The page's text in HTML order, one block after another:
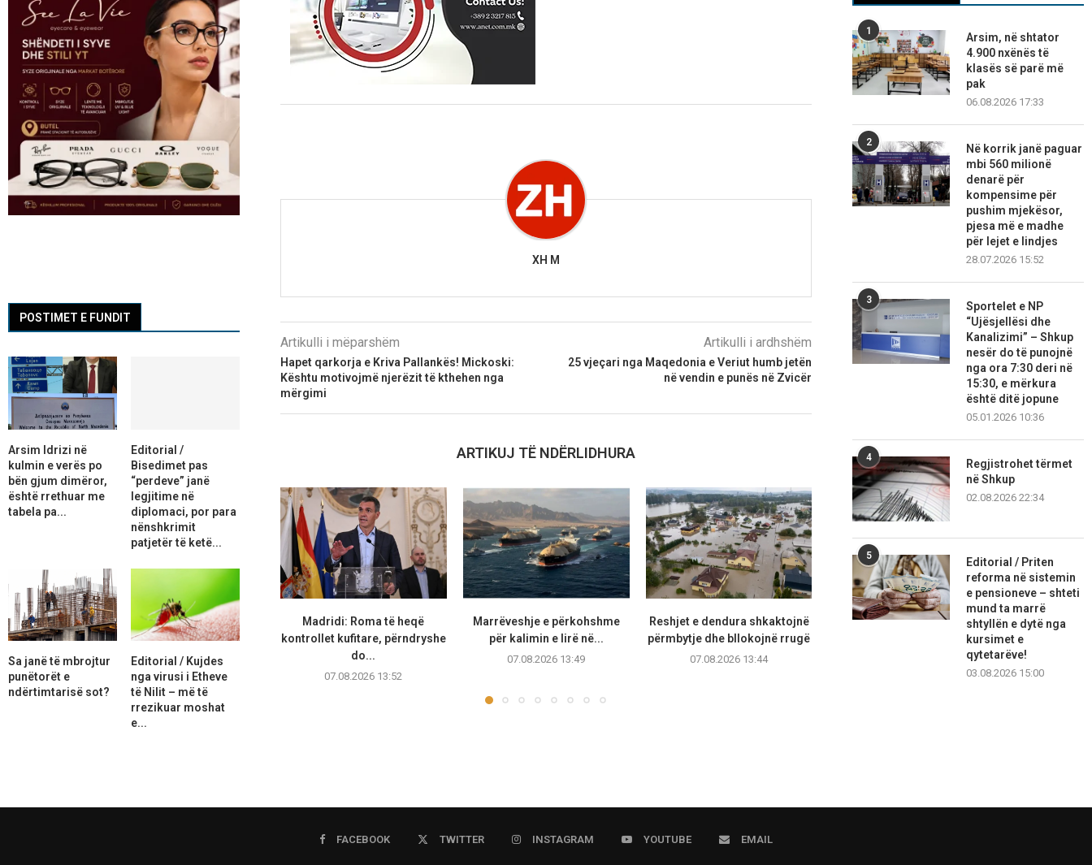
XH M
Artikulli i mëparshëm
Hapet qarkorja e Kriva Pallankës! Mickoski:
Kështu motivojmë njerëzit të kthehen nga
mërgimi
Artikulli i ardhshëm
25 vjeçari nga Maqedonia e Veriut humb jetën
në vendin e punës në Zvicër
ARTIKUJ TË NDËRLIDHURA
Madridi: Roma të heqë
kontrollet kufitare, përndryshe
do...
07.08.2026 13:52
Marrëveshje e përkohshme
për kalimin e lirë në...
07.08.2026 13:49
Reshjet e dendura shkaktojnë
përmbytje dhe bllokojnë rrugë
07.08.2026 13:44
Senati voton për masa ndaj
Vendosja e
1
Arsim, në shtator
4.900 nxënës të
klasës së parë më
pak
06.08.2026 17:33
2
Në korrik janë paguar
mbi 560 milionë
denarë për
kompensime për
pushim mjekësor,
pjesa më e madhe
për lejet e lindjes
28.07.2026 15:52
3
Sportelet e NP
“Ujësjellësi dhe
Kanalizimi” – Shkup
nesër do të punojnë
nga ora 7:30 deri në
15:30, e mërkura
është ditë jopune
05.01.2026 10:36
4
Regjistrohet tërmet
në Shkup
02.08.2026 22:34
5
Editorial / Priten
reforma në sistemin
e pensioneve – shteti
mund ta marrë
shtyllën e dytë nga
kursimet e
qytetarëve!
03.08.2026 15:00
POSTIMET E FUNDIT
Arsim Idrizi në
kulmin e verës po
bën gjum dimëror,
është rrethuar me
tabela pa...
Editorial /
Bisedimet pas
“perdeve” janë
legjitime në
diplomaci, por para
nënshkrimit
patjetër të ketë...
Sa janë të mbrojtur
punëtorët e
ndërtimtarisë sot?
Editorial / Kujdes
nga virusi i Etheve
të Nilit – më të
rrezikuar moshat
e...
FACEBOOK TWITTER INSTAGRAM YOUTUBE EMAIL